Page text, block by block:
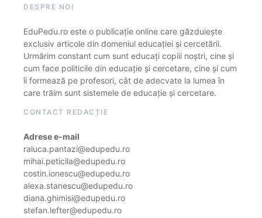
DESPRE NOI
EduPedu.ro este o publicație online care găzduiește
exclusiv articole din domeniul educației și cercetării.
Urmărim constant cum sunt educați copiii noștri, cine și
cum face politicile din educație și cercetare, cine și cum
îi formează pe profesori, cât de adecvate la lumea în
care trăim sunt sistemele de educație și cercetare.
CONTACT REDACȚIE
Adrese e-mail
raluca.pantazi@edupedu.ro
mihai.peticila@edupedu.ro
costin.ionescu@edupedu.ro
alexa.stanescu@edupedu.ro
diana.ghimisi@edupedu.ro
stefan.lefter@edupedu.ro